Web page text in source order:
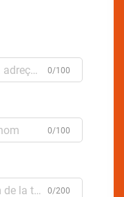
0/100
0/100
0/200